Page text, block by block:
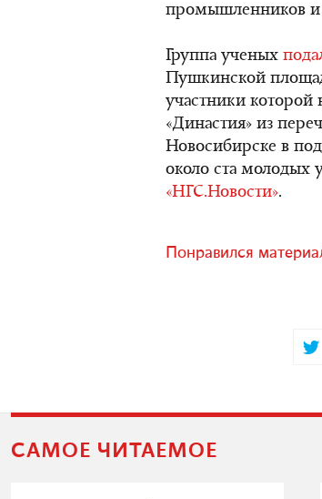
промышленников и
Группа ученых
Пушкинской
участники
«Династия» из
Новосибирске в
около ста молодых
«НГС.Новости».
Понравился
САМОЕ ЧИТАЕМОЕ